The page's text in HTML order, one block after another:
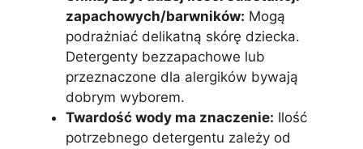
zapachowych/barwników: Mogą
podrażniać delikatną skórę dziecka.
Detergenty bezzapachowe lub
przeznaczone dla alergików bywają
dobrym wyborem.
Twardość wody ma znaczenie: Ilość
potrzebnego detergentu zależy od